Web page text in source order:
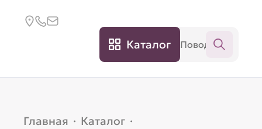
Каталог
Главная · Каталог ·